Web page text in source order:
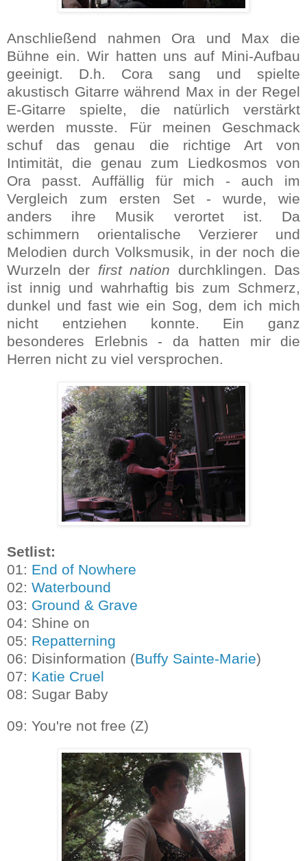
Anschließend nahmen Ora und Max die
Bühne ein. Wir hatten uns auf Mini-Aufbau
geeinigt. D.h. Cora sang und spielte
akustisch Gitarre während Max in der Regel
E-Gitarre spielte, die natürlich verstärkt
werden musste. Für meinen Geschmack
schuf das genau die richtige Art von
Intimität, die genau zum Liedkosmos von
Ora passt. Auffällig für mich - auch im
Vergleich zum ersten Set - wurde, wie
anders ihre Musik verortet ist. Da
schimmern orientalische Verzierer und
Melodien durch Volksmusik, in der noch die
Wurzeln der first nation durchklingen. Das
ist innig und wahrhaftig bis zum Schmerz,
dunkel und fast wie ein Sog, dem ich mich
nicht entziehen konnte. Ein ganz
besonderes Erlebnis - da hatten mir die
Herren nicht zu viel versprochen.
Setlist:
01: End of Nowhere
02: Waterbound
03: Ground & Grave
04: Shine on
05: Repatterning
06: Disinformation (Buffy Sainte-Marie)
07: Katie Cruel
08: Sugar Baby
09: You're not free (Z)